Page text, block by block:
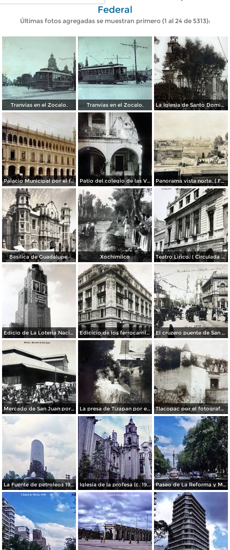
Federal
Últimas fotos agregadas se muestran primero (1 al 24 de 5313):
Tranvias en el Zocalo. Tranvias en el Zocalo. La Iglesia de Santo Domingo.
Palacio Municipal por el fotografo Hugo Brehme.. Patio del colegio de las Vizcainas por el fotografo Hugo Brehme. Panorama vista norte. ( Fechada el 20 de Junio de 1905 ).
Basilica de Guadalupe. Xochimilco Teatro Lirico. ( Circulada el 1 de Agosto de 1926 ).
Edicio de La Loteria Nacional Ciudad de México Abril de 1964 Edicicio de los ferrocarriles. El cruzero puente de San Francisco y Guardiola por el fotografo Felix Miret.
Mercado de San Juan por el fotografo Felix Miret La presa de Tizapan por el fotografo Fernando Kososky. ( Circulada el 22 de Diembre de 1910 ). Tlacopac por el fotografo Hugo Brehme.
La Fuente de petroleos 1950. Iglesia de la profesa (c. 1950) Paseo de La Reforma y Mto a La Independencia 1950